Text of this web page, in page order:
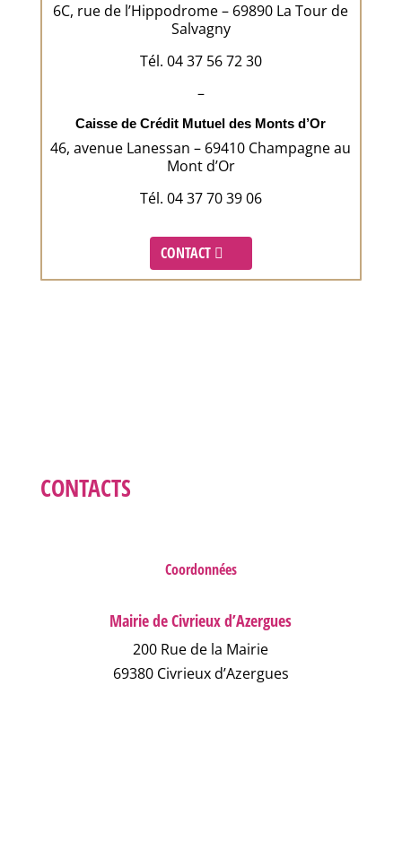
6C, rue de l’Hippodrome – 69890 La Tour de
Salvagny
Tél. 04 37 56 72 30
–
Caisse de Crédit Mutuel des Monts d’Or
46, avenue Lanessan – 69410 Champagne au
Mont d’Or
Tél. 04 37 70 39 06
CONTACT
CONTACTS
Coordonnées
Mairie de Civrieux d’Azergues
200 Rue de la Mairie
69380 Civrieux d’Azergues